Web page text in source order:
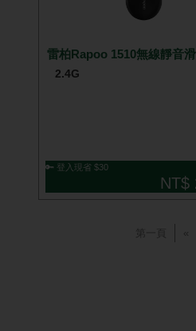
雷柏Rapoo 1510無線靜音
2.4G
🔑 登入現省 $30
NT$